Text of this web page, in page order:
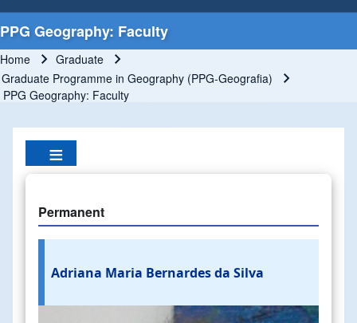
PPG Geography: Faculty
Breadcrumb
Home
Graduate
Graduate Programme in Geography (PPG-Geografia)
PPG Geography: Faculty
Permanent
Adriana Maria Bernardes da Silva